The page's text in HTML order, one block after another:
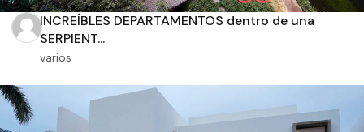
INCREÍBLES DEPARTAMENTOS dentro de una
SERPIENT...
varios
Orientación solar